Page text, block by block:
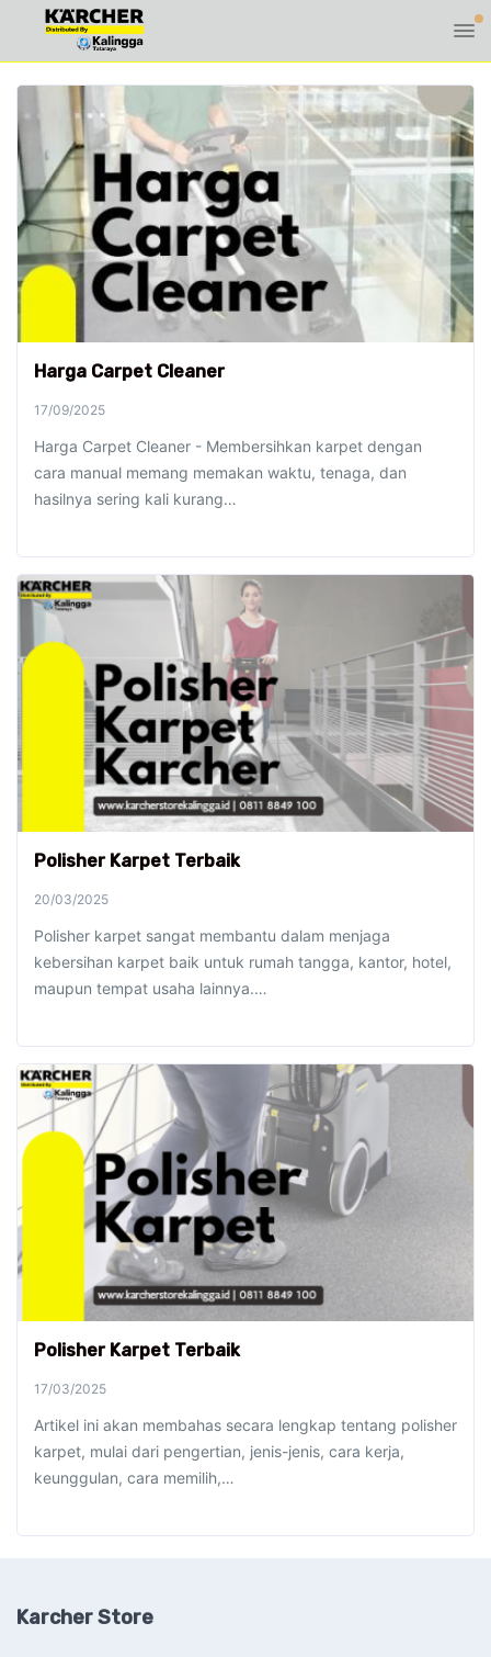
Harga Carpet Cleaner
17/09/2025
Harga Carpet Cleaner - Membersihkan karpet dengan
cara manual memang memakan waktu, tenaga, dan
hasilnya sering kali kurang…
Polisher Karpet Terbaik
20/03/2025
Polisher karpet sangat membantu dalam menjaga
kebersihan karpet baik untuk rumah tangga, kantor, hotel,
maupun tempat usaha lainnya.…
Polisher Karpet Terbaik
17/03/2025
Artikel ini akan membahas secara lengkap tentang polisher
karpet, mulai dari pengertian, jenis-jenis, cara kerja,
keunggulan, cara memilih,…
Karcher Store